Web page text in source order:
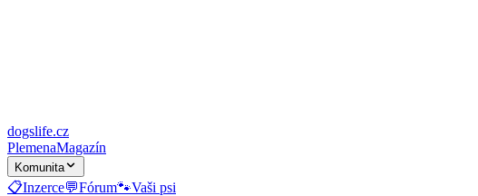
dogslife.cz
PlemenaMagazín
Komunita
📋Inzerce💬Fórum🐾Vaši psi